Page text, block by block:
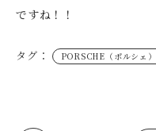
ですね！！
タグ： PORSCHE（ポルシェ）